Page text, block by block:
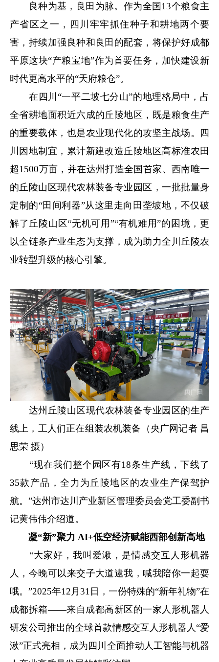
良种为基，良田为脉。作为全国13个粮食主
产省区之一，四川牢牢抓住种子和耕地两个要
害，持续加强良种和良田的配套，将保护好成都
平原这块“产粮宝地”作为首要任务，加快建设新
时代更高水平的“天府粮仓”。
在四川“一平二坡七分山”的地理格局中，占
全省耕地面积近六成的丘陵地区，既是粮食生产
的重要载体，也是农业现代化的攻坚主战场。四
川因地制宜，累计新建改造丘陵地区高标准农田
超1500万亩，并在达州打造全国首家、西南唯一
的丘陵山区现代农林装备专业园区，一批批量身
定制的“田间利器”从这里走向田垄坡地，不仅破
解了丘陵山区“无机可用”“有机难用”的困境，更
以全链条产业生态为支撑，成为助力全川丘陵农
业转型升级的核心引擎。
达州丘陵山区现代农林装备专业园区的生产
线上，工人们正在组装农机装备（央广网记者 昌
思荣 摄）
“现在我们整个园区有18条生产线，下线了
35款产品，全力为丘陵地区的农业生产保驾护
航。”达州市达川产业新区管理委员会党工委副书
记黄伟伟介绍道。
凝“新”聚力 AI+低空经济赋能西部创新高地
“大家好，我叫爱湫，是情感交互人形机器
人，今晚可以来交子大道逮我，喊我陪你一起耍
哦。”2025年12月31日，一份特殊的“新年礼物”在
成都拆箱——来自成都高新区的一家人形机器人
研发公司推出的全球首款情感交互人形机器人“爱
湫”正式亮相，成为四川全面推动人工智能与机器